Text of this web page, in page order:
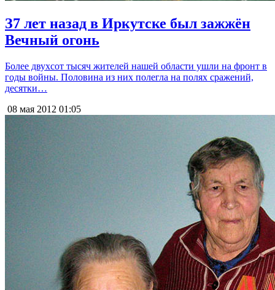
З7 лет назад в Иркутске был зажжён
Вечный огонь
Более двухсот тысяч жителей нашей области ушли на фронт в
годы войны. Половина из них полегла на полях сражений,
десятки…
08 мая 2012 01:05